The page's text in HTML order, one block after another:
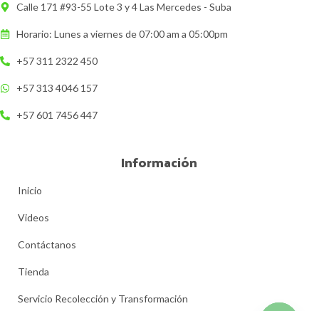
Calle 171 #93-55 Lote 3 y 4 Las Mercedes - Suba
Horario: Lunes a viernes de 07:00 am a 05:00pm
+57 311 2322 450
+57 313 4046 157
+57 601 7456 447
Información
Inicio
Videos
Contáctanos
Tienda
Servicio Recolección y Transformación